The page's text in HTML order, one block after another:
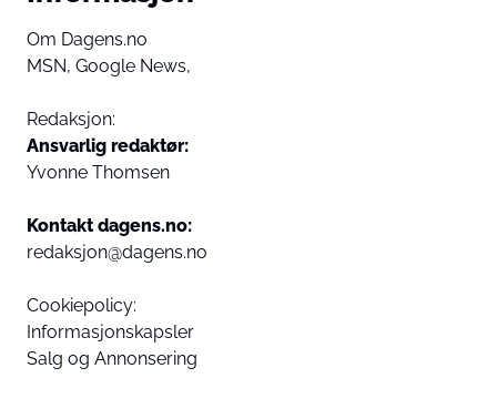
Om Dagens.no
MSN, Google News,
Redaksjon:
Ansvarlig redaktør:
Yvonne Thomsen
Kontakt dagens.no:
redaksjon@dagens.no
Cookiepolicy:
Informasjonskapsler
Salg og Annonsering